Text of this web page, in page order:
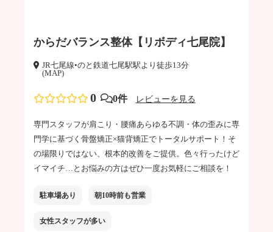
からだバランス整体【リボディ七尾院】
JR七尾線•のと鉄道七尾駅駅より徒歩13分
(MAP)
0 0件 レビューを見る
専門スタッフが肩こり・腰痛あらゆる不調・体の歪みに専
門学に基づく骨盤矯正×猫背矯正でトータルサポート！そ
の場限りではない、根本的改善をご提供。色々行ったけど
イマイチ…とお悩みの方はぜひ一度お気軽にご相談を！
駐車場あり 朝10時前も営業
女性スタッフが多い